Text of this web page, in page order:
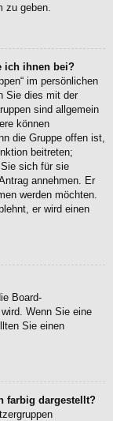
zu geben.
ich ihnen bei?
im persönlichen
Sie dies mit der
sind allgemein
können
die Gruppe offen ist,
beitreten;
sich für sie
annehmen. Er
werden möchten.
er wird einen
Board-
Wenn Sie eine
Sie einen
farbig dargestellt?